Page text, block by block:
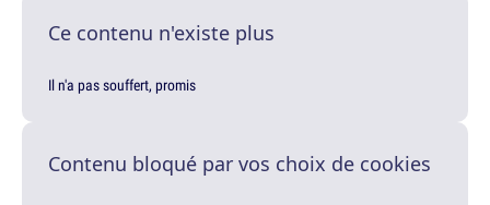
Ce contenu n'existe plus
Il n'a pas souffert, promis
Contenu bloqué par vos choix de cookies